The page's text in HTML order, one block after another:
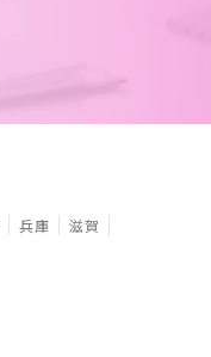
兵庫
滋賀